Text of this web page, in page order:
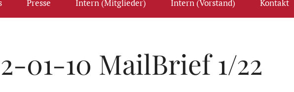
Presse Intern (Mitglieder) Intern (Vorstand) Kontakt
01-10 MailBrief 1/22